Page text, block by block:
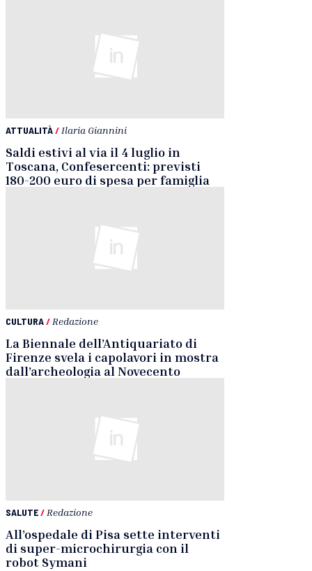
ATTUALITÀ/ Ilaria Giannini
Saldi estivi al via il 4 luglio in
Toscana, Confesercenti: previsti
180-200 euro di spesa per famiglia
CULTURA/ Redazione
La Biennale dell’Antiquariato di
Firenze svela i capolavori in mostra
dall’archeologia al Novecento
SALUTE/Redazione
All’ospedale di Pisa sette interventi
di super-microchirurgia con il
robot Symani